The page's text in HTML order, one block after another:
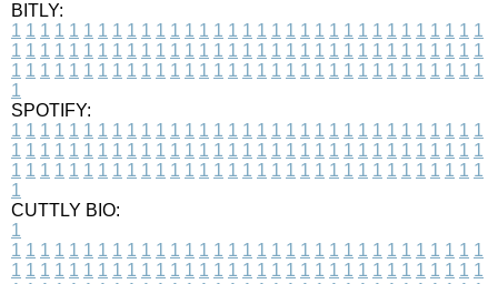
BITLY:
1 1 1 1 1 1 1 1 1 1 1 1 1 1 1 1 1 1 1 1 1 1 1 1 1 1 1 1 1 1 1 1 1
1 1 1 1 1 1 1 1 1 1 1 1 1 1 1 1 1 1 1 1 1 1 1 1 1 1 1 1 1 1 1 1 1
1 1 1 1 1 1 1 1 1 1 1 1 1 1 1 1 1 1 1 1 1 1 1 1 1 1 1 1 1 1 1 1 1
1
SPOTIFY:
1 1 1 1 1 1 1 1 1 1 1 1 1 1 1 1 1 1 1 1 1 1 1 1 1 1 1 1 1 1 1 1 1
1 1 1 1 1 1 1 1 1 1 1 1 1 1 1 1 1 1 1 1 1 1 1 1 1 1 1 1 1 1 1 1 1
1 1 1 1 1 1 1 1 1 1 1 1 1 1 1 1 1 1 1 1 1 1 1 1 1 1 1 1 1 1 1 1 1
1
CUTTLY BIO:
1
1 1 1 1 1 1 1 1 1 1 1 1 1 1 1 1 1 1 1 1 1 1 1 1 1 1 1 1 1 1 1 1 1
1 1 1 1 1 1 1 1 1 1 1 1 1 1 1 1 1 1 1 1 1 1 1 1 1 1 1 1 1 1 1 1 1